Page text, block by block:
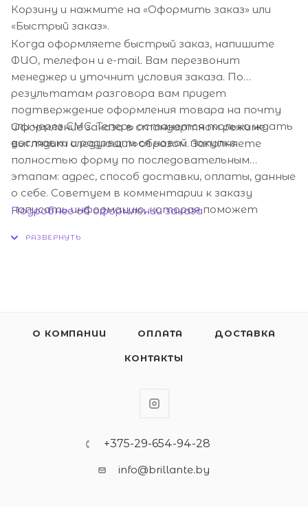
Корзину и нажмите на «Оформить заказ» или
«Быстрый заказ».
Когда оформляете быстрый заказ, напишите
ФИО, телефон и e-mail. Вам перезвонит
менеджер и уточнит условия заказа. По
результатам разговора вам придет
подтверждение оформления товара на почту
или через СМС. Теперь останется только ждать
доставки и радоваться новой покупке.
Оформление заказа в стандартном режиме
выглядит следующим образом. Заполняете
полностью форму по последовательным
этапам: адрес, способ доставки, оплаты, данные
о себе. Советуем в комментарии к заказу
написать информацию, которая поможет
заказ».
Подробнее об оформлении заказа
О КОМПАНИИ ОПЛАТА ДОСТАВКА
КОНТАКТЫ
+375-29-654-94-28
info@brillante.by